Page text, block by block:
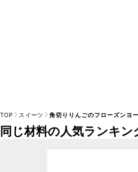
TOP スイーツ 角切りりんごのフローズンヨ
同じ材料の人気ランキン